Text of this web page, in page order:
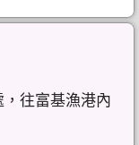
往富基漁港內